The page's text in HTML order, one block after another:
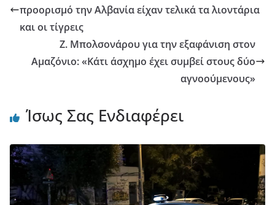
προορισμό την Αλβανία είχαν τελικά τα λιοντάρια
και οι τίγρεις
Ζ. Μπολσονάρου για την εξαφάνιση στον
Αμαζόνιο: «Κάτι άσχημο έχει συμβεί στους δύο
αγνοούμενους»
Ίσως Σας Ενδιαφέρει